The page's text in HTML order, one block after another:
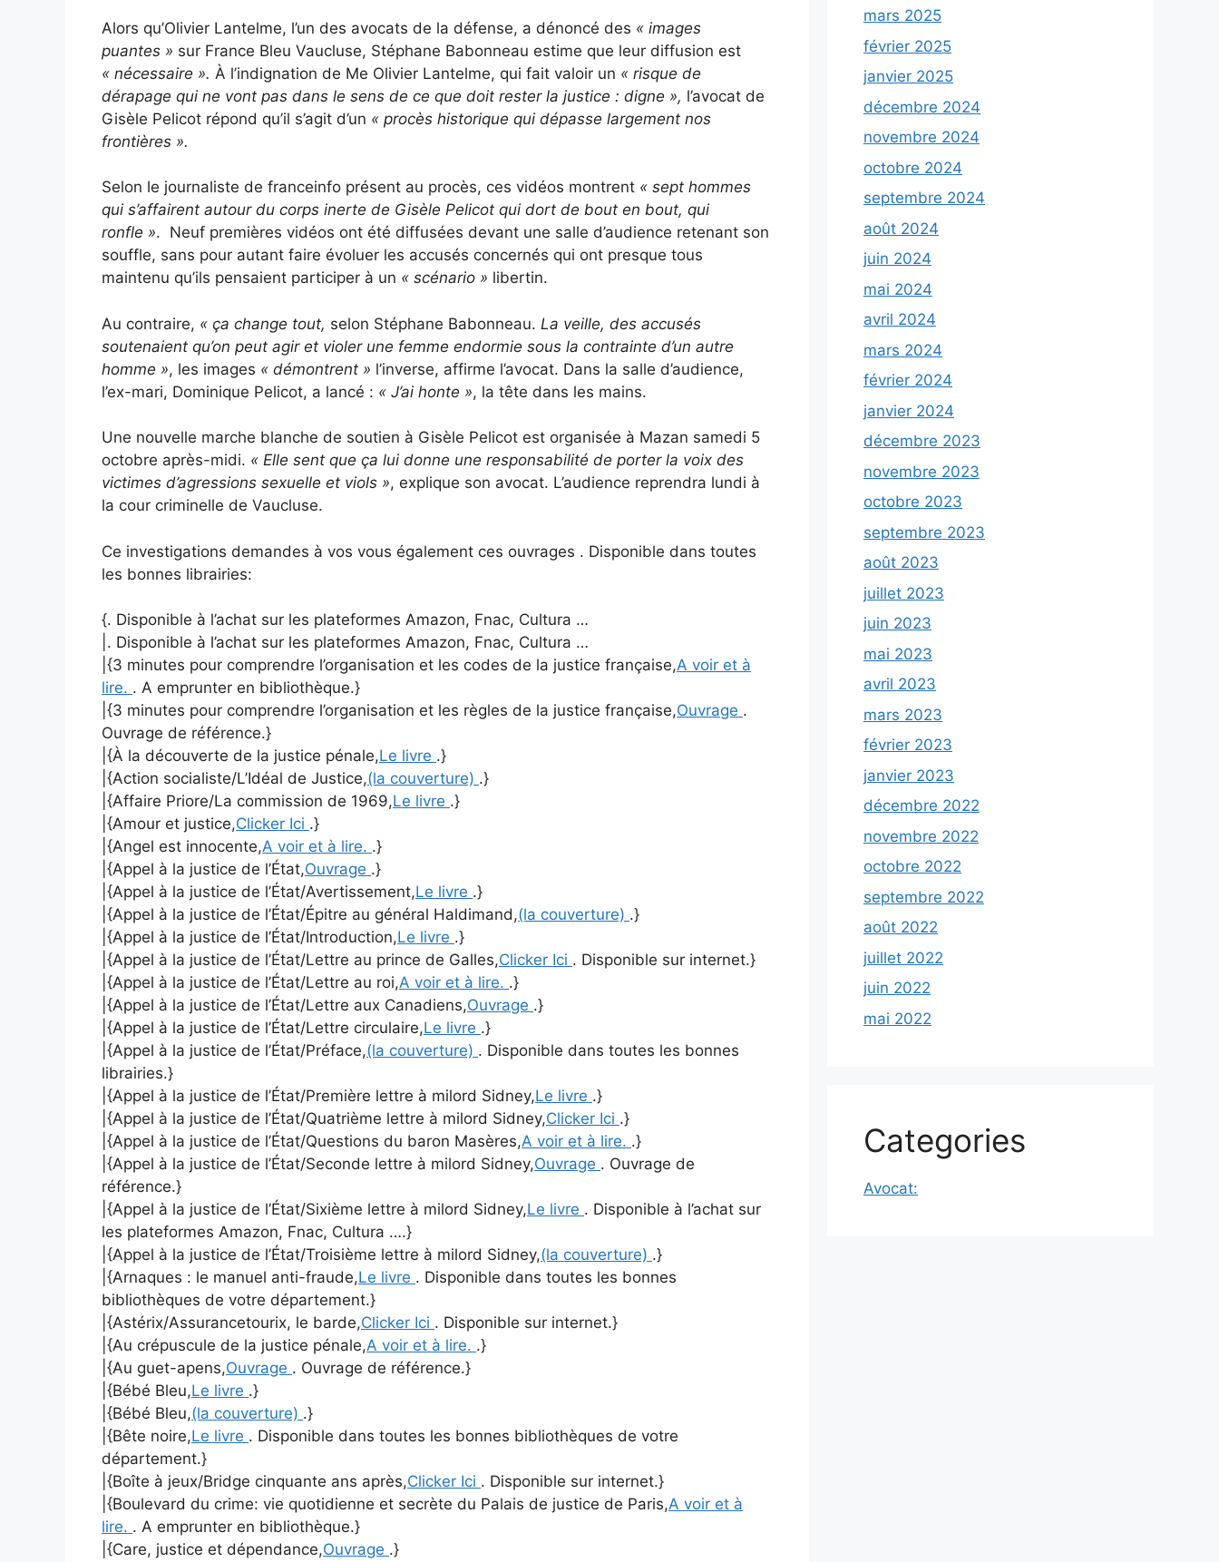
Alors qu’Olivier Lantelme, l’un des avocats de la défense, a dénoncé des « images
puantes » sur France Bleu Vaucluse, Stéphane Babonneau estime que leur diffusion est
« nécessaire ». À l’indignation de Me Olivier Lantelme, qui fait valoir un « risque de
dérapage qui ne vont pas dans le sens de ce que doit rester la justice : digne », l’avocat de
Gisèle Pelicot répond qu’il s’agit d’un « procès historique qui dépasse largement nos
frontières ».
Selon le journaliste de franceinfo présent au procès, ces vidéos montrent « sept hommes
qui s’affairent autour du corps inerte de Gisèle Pelicot qui dort de bout en bout, qui
ronfle ». Neuf premières vidéos ont été diffusées devant une salle d’audience retenant son
souffle, sans pour autant faire évoluer les accusés concernés qui ont presque tous
maintenu qu’ils pensaient participer à un « scénario » libertin.
Au contraire, « ça change tout, selon Stéphane Babonneau. La veille, des accusés
soutenaient qu’on peut agir et violer une femme endormie sous la contrainte d’un autre
homme », les images « démontrent » l’inverse, affirme l’avocat. Dans la salle d’audience,
l’ex-mari, Dominique Pelicot, a lancé : « J’ai honte », la tête dans les mains.
Une nouvelle marche blanche de soutien à Gisèle Pelicot est organisée à Mazan samedi 5
octobre après-midi. « Elle sent que ça lui donne une responsabilité de porter la voix des
victimes d’agressions sexuelle et viols », explique son avocat. L’audience reprendra lundi à
la cour criminelle de Vaucluse.
Ce investigations demandes à vos vous également ces ouvrages . Disponible dans toutes
les bonnes librairies:
{. Disponible à l’achat sur les plateformes Amazon, Fnac, Cultura …
|. Disponible à l’achat sur les plateformes Amazon, Fnac, Cultura …
|{3 minutes pour comprendre l’organisation et les codes de la justice française,A voir et à
lire. . A emprunter en bibliothèque.}
|{3 minutes pour comprendre l’organisation et les règles de la justice française,Ouvrage .
Ouvrage de référence.}
|{À la découverte de la justice pénale,Le livre .}
|{Action socialiste/L’Idéal de Justice,(la couverture) .}
|{Affaire Priore/La commission de 1969,Le livre .}
|{Amour et justice,Clicker Ici .}
|{Angel est innocente,A voir et à lire. .}
|{Appel à la justice de l’État,Ouvrage .}
|{Appel à la justice de l’État/Avertissement,Le livre .}
|{Appel à la justice de l’État/Épitre au général Haldimand,(la couverture) .}
|{Appel à la justice de l’État/Introduction,Le livre .}
|{Appel à la justice de l’État/Lettre au prince de Galles,Clicker Ici . Disponible sur internet.}
|{Appel à la justice de l’État/Lettre au roi,A voir et à lire. .}
|{Appel à la justice de l’État/Lettre aux Canadiens,Ouvrage .}
|{Appel à la justice de l’État/Lettre circulaire,Le livre .}
|{Appel à la justice de l’État/Préface,(la couverture) . Disponible dans toutes les bonnes
librairies.}
|{Appel à la justice de l’État/Première lettre à milord Sidney,Le livre .}
|{Appel à la justice de l’État/Quatrième lettre à milord Sidney,Clicker Ici .}
|{Appel à la justice de l’État/Questions du baron Masères,A voir et à lire. .}
|{Appel à la justice de l’État/Seconde lettre à milord Sidney,Ouvrage . Ouvrage de
référence.}
|{Appel à la justice de l’État/Sixième lettre à milord Sidney,Le livre . Disponible à l’achat sur
les plateformes Amazon, Fnac, Cultura ….}
|{Appel à la justice de l’État/Troisième lettre à milord Sidney,(la couverture) .}
|{Arnaques : le manuel anti-fraude,Le livre . Disponible dans toutes les bonnes
bibliothèques de votre département.}
|{Astérix/Assurancetourix, le barde,Clicker Ici . Disponible sur internet.}
|{Au crépuscule de la justice pénale,A voir et à lire. .}
|{Au guet-apens,Ouvrage . Ouvrage de référence.}
|{Bébé Bleu,Le livre .}
|{Bébé Bleu,(la couverture) .}
|{Bête noire,Le livre . Disponible dans toutes les bonnes bibliothèques de votre
département.}
|{Boîte à jeux/Bridge cinquante ans après,Clicker Ici . Disponible sur internet.}
|{Boulevard du crime: vie quotidienne et secrète du Palais de justice de Paris,A voir et à
lire. . A emprunter en bibliothèque.}
|{Care, justice et dépendance,Ouvrage .}
mars 2025
février 2025
janvier 2025
décembre 2024
novembre 2024
octobre 2024
septembre 2024
août 2024
juin 2024
mai 2024
avril 2024
mars 2024
février 2024
janvier 2024
décembre 2023
novembre 2023
octobre 2023
septembre 2023
août 2023
juillet 2023
juin 2023
mai 2023
avril 2023
mars 2023
février 2023
janvier 2023
décembre 2022
novembre 2022
octobre 2022
septembre 2022
août 2022
juillet 2022
juin 2022
mai 2022
Categories
Avocat: